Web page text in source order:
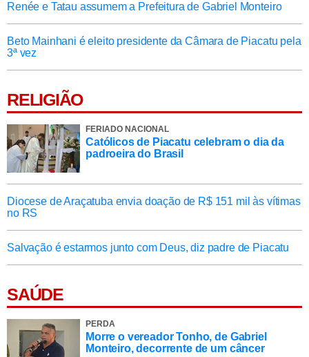
Renée e Tatau assumem a Prefeitura de Gabriel Monteiro
Beto Mainhani é eleito presidente da Câmara de Piacatu pela
3ª vez
RELIGIÃO
FERIADO NACIONAL
Católicos de Piacatu celebram o dia da
padroeira do Brasil
Diocese de Araçatuba envia doação de R$ 151 mil às vítimas
no RS
Salvação é estarmos junto com Deus, diz padre de Piacatu
SAÚDE
PERDA
Morre o vereador Tonho, de Gabriel
Monteiro, decorrente de um câncer